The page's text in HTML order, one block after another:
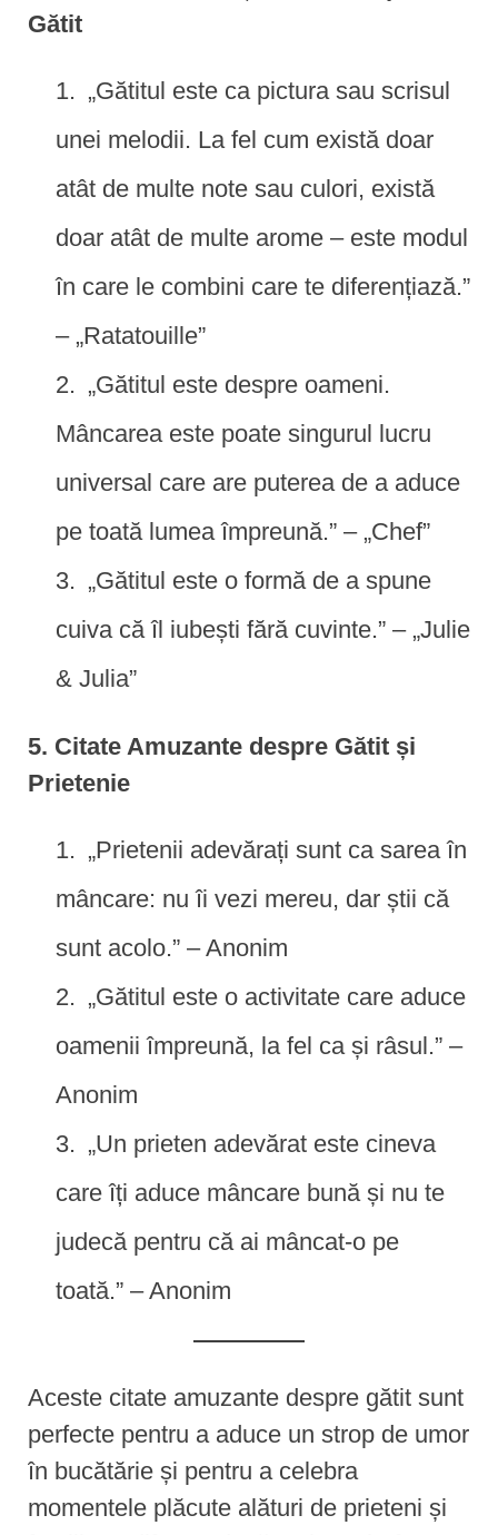
Gătit
„Gătitul este ca pictura sau scrisul
unei melodii. La fel cum există doar
atât de multe note sau culori, există
doar atât de multe arome – este modul
în care le combini care te diferențiază.”
– „Ratatouille”
„Gătitul este despre oameni.
Mâncarea este poate singurul lucru
universal care are puterea de a aduce
pe toată lumea împreună.” – „Chef”
„Gătitul este o formă de a spune
cuiva că îl iubești fără cuvinte.” – „Julie
& Julia”
5. Citate Amuzante despre Gătit și
Prietenie
„Prietenii adevărați sunt ca sarea în
mâncare: nu îi vezi mereu, dar știi că
sunt acolo.” – Anonim
„Gătitul este o activitate care aduce
oamenii împreună, la fel ca și râsul.” –
Anonim
„Un prieten adevărat este cineva
care îți aduce mâncare bună și nu te
judecă pentru că ai mâncat-o pe
toată.” – Anonim
Aceste citate amuzante despre gătit sunt
perfecte pentru a aduce un strop de umor
în bucătărie și pentru a celebra
momentele plăcute alături de prieteni și